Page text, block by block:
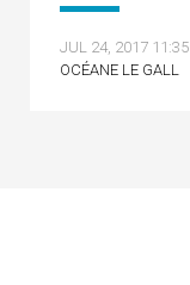
JUL 24, 2017 11:35
OCÉANE LE GALL